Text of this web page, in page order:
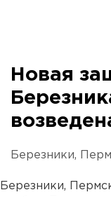
Новая
Березники,
Березники,